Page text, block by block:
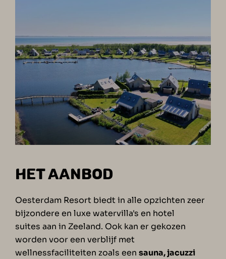
HET AANBOD
Oesterdam Resort biedt in alle opzichten zeer
bijzondere en luxe watervilla's en hotel
suites aan in Zeeland. Ook kan er gekozen
worden voor een verblijf met
wellnessfaciliteiten zoals eensauna, jacuzzi